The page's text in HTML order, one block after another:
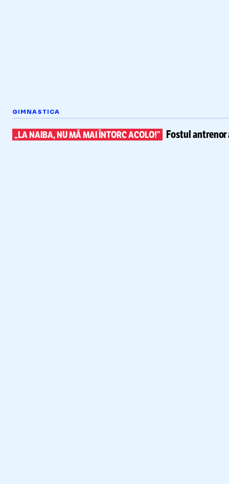
GIMNASTICA
„LA NAIBA, NU MĂ MAI ÎNTORC ACOLO!” Fostul